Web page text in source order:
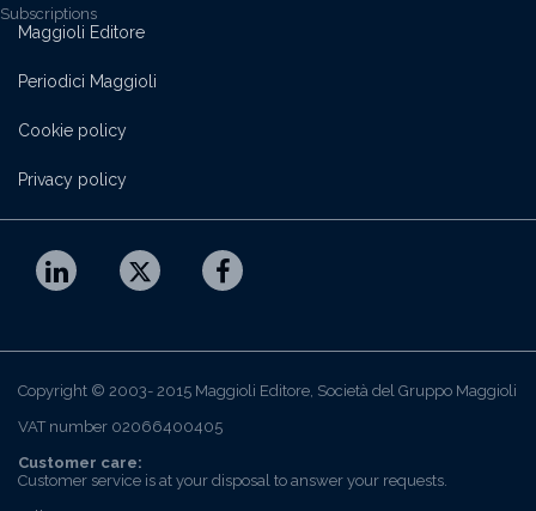
Subscriptions
Maggioli Editore
Periodici Maggioli
Cookie policy
Privacy policy
Copyright © 2003- 2015 Maggioli Editore, Società del Gruppo Maggioli
VAT number 02066400405
Customer care:
Customer service is at your disposal to answer your requests.